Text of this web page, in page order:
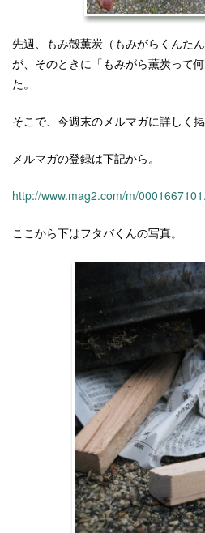
先週、もみ殻薫炭（もみがらくんた
が、そのときに「もみがら薫炭って
た。
そこで、今週末のメルマガに詳しく掲
メルマガの登録は下記から。
http://www.mag2.com/m/
ここから下はフタバくんの写真。